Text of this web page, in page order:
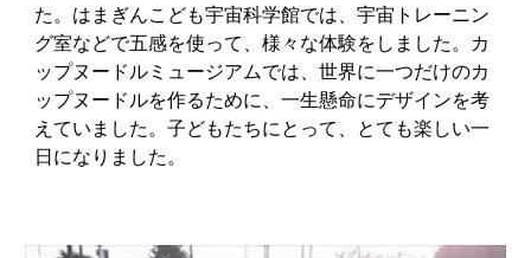
た。はまぎんこども宇宙科学館では、宇宙トレーニン
グ室などで五感を使って、様々な体験をしました。カ
ップヌードルミュージアムでは、世界に一つだけのカ
ップヌードルを作るために、一生懸命にデザインを考
えていました。子どもたちにとって、とても楽しい一
日になりました。